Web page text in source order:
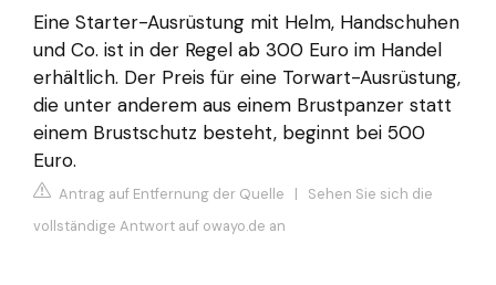
Eine Starter-Ausrüstung mit Helm, Handschuhen
und Co. ist in der Regel ab 300 Euro im Handel
erhältlich. Der Preis für eine Torwart-Ausrüstung,
die unter anderem aus einem Brustpanzer statt
einem Brustschutz besteht, beginnt bei 500
Euro.
Antrag auf Entfernung der Quelle | Sehen Sie sich die
vollständige Antwort auf owayo.de an